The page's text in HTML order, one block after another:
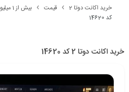
خرید اکانت دوتا 2 قیمت بیش از 1 میلیون تومان
کد 14620
خرید اکانت دوتا 2 کد 14620